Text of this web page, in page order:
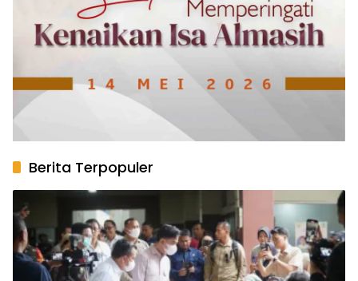
Berita Terpopuler